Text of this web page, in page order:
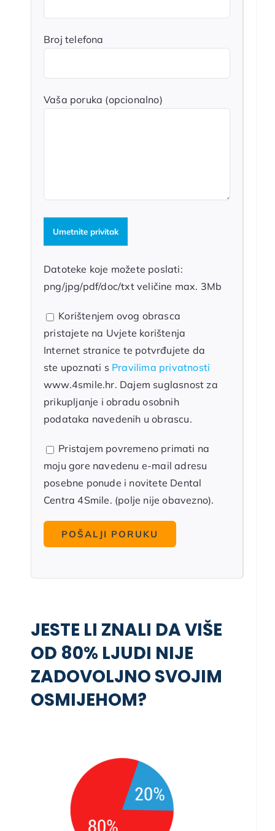
Broj telefona
Vaša poruka (opcionalno)
Datoteke koje možete poslati:
png/jpg/pdf/doc/txt veličine max. 3Mb
Korištenjem ovog obrasca
pristajete na Uvjete korištenja
Internet stranice te potvrđujete da
ste upoznati s Pravilima privatnosti
www.4smile.hr. Dajem suglasnost za
prikupljanje i obradu osobnih
podataka navedenih u obrascu.
Pristajem povremeno primati na
moju gore navedenu e-mail adresu
posebne ponude i novitete Dental
Centra 4Smile. (polje nije obavezno).
JESTE LI ZNALI DA VIŠE
OD 80% LJUDI NIJE
ZADOVOLJNO SVOJIM
OSMIJEHOM?